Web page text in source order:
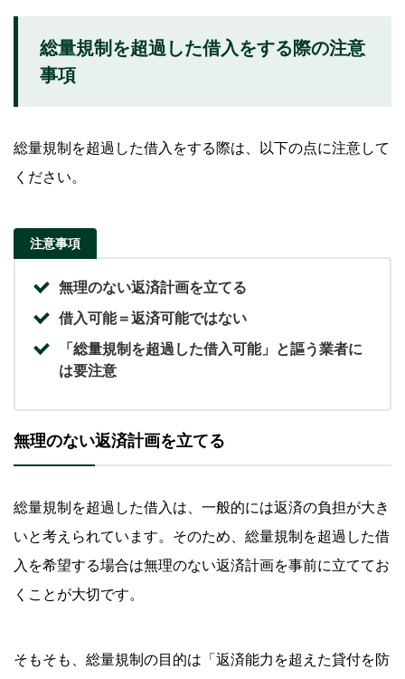
総量規制を超過した借入をする際の注意
事項
総量規制を超過した借入をする際は、以下の点に注意して
ください。
注意事項
無理のない返済計画を立てる
借入可能＝返済可能ではない
「総量規制を超過した借入可能」と謳う業者に
は要注意
無理のない返済計画を立てる
総量規制を超過した借入は、一般的には返済の負担が大き
いと考えられています。そのため、総量規制を超過した借
入を希望する場合は無理のない返済計画を事前に立ててお
くことが大切です。
そもそも、総量規制の目的は「返済能力を超えた貸付を防